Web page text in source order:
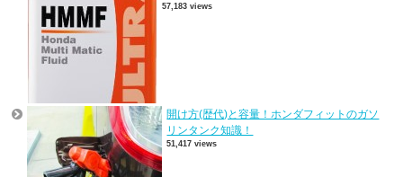
57,183 views
開け方(歴代)と容量！ホンダフィットのガソ
リンタンク知識！
51,417 views